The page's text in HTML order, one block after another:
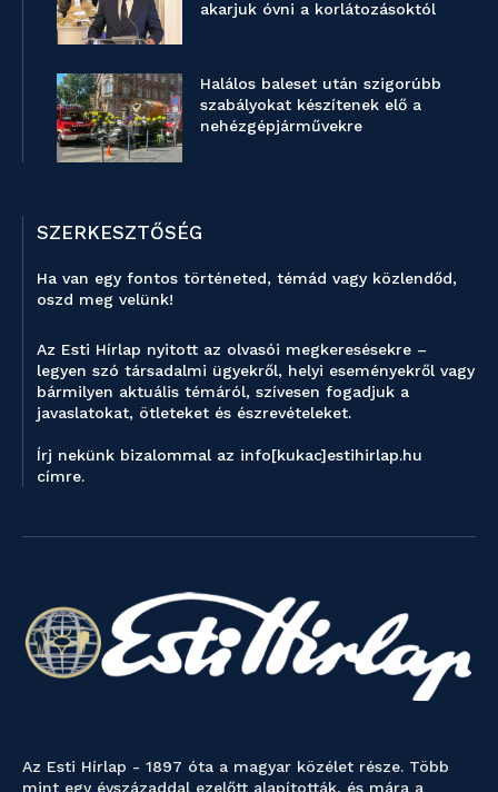
akarjuk óvni a korlátozásoktól
Halálos baleset után szigorúbb
szabályokat készítenek elő a
nehézgépjárművekre
SZERKESZTŐSÉG
Ha van egy fontos történeted, témád vagy közlendőd,
oszd meg velünk!
Az Esti Hírlap nyitott az olvasói megkeresésekre –
legyen szó társadalmi ügyekről, helyi eseményekről vagy
bármilyen aktuális témáról, szívesen fogadjuk a
javaslatokat, ötleteket és észrevételeket.
Írj nekünk bizalommal az info[kukac]estihirlap.hu
címre.
Az Esti Hírlap - 1897 óta a magyar közélet része. Több
mint egy évszázaddal ezelőtt alapították, és mára a